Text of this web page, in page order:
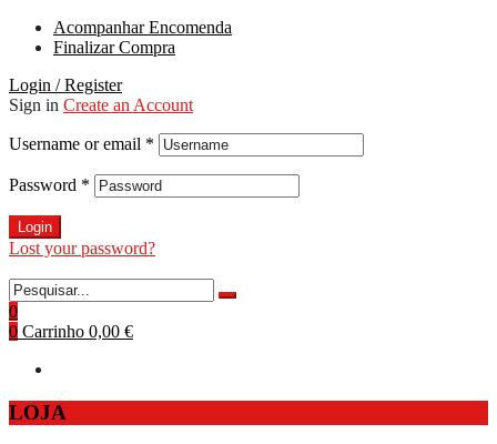
Acompanhar Encomenda
Finalizar Compra
Login / Register
Sign in Create an Account
Username or email *
Password *
Login
Lost your password?
0
0 Carrinho 0,00 €
LOJA